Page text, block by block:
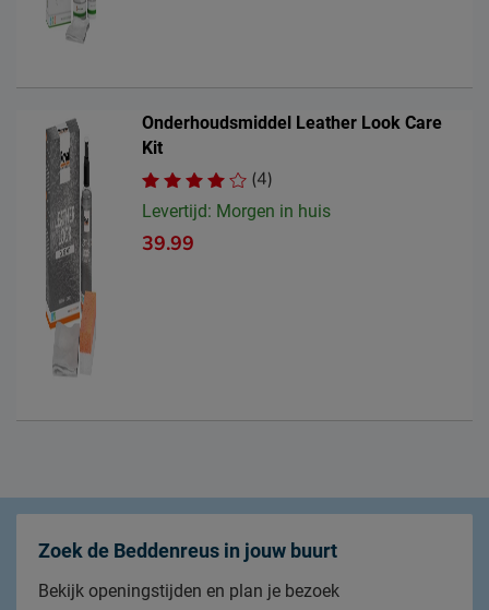
Onderhoudsmiddel Leather Look Care
Kit
(4)
Levertijd: Morgen in huis
39.99
Zoek de Beddenreus in jouw buurt
Bekijk openingstijden en plan je bezoek